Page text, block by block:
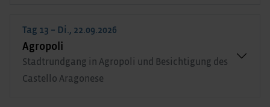
Tag 13 – Di., 22.09.2026
Agropoli
Stadtrundgang in Agropoli und Besichtigung des
Castello Aragonese